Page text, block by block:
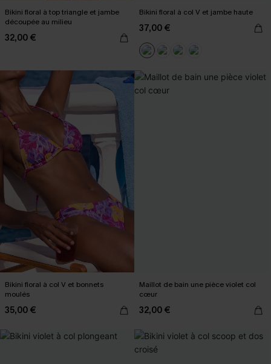
Bikini floral à top triangle et jambe
découpée au milieu
32,00 €
Bikini floral à col V et jambe haute
37,00 €
Bikini floral à col V et bonnets
moulés
35,00 €
Maillot de bain une pièce violet col
cœur
32,00 €